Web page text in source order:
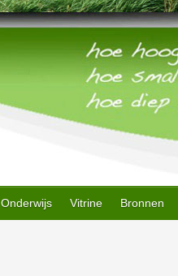
Onderwijs Vitrine Bronnen